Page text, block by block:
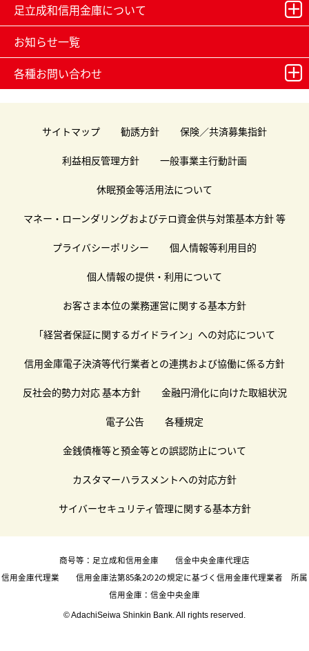
足立成和信用金庫について
お知らせ一覧
各種お問い合わせ
サイトマップ 勧誘方針 保険／共済募集指針
利益相反管理方針 一般事業主行動計画
休眠預金等活用法について
マネー・ローンダリングおよびテロ資金供与対策基本方針 等
プライバシーポリシー 個人情報等利用目的
個人情報の提供・利用について
お客さま本位の業務運営に関する基本方針
「経営者保証に関するガイドライン」への対応について
信用金庫電子決済等代行業者との連携および協働に係る方針
反社会的勢力対応 基本方針 金融円滑化に向けた取組状況
電子公告 各種規定
金銭債権等と預金等との誤認防止について
カスタマーハラスメントへの対応方針
サイバーセキュリティ管理に関する基本方針
商号等：足立成和信用金庫 信金中央金庫代理店
信用金庫代理業 信用金庫法第85条2の2の規定に基づく信用金庫代理業者 所属
信用金庫：信金中央金庫
© AdachiSeiwa Shinkin Bank. All rights reserved.